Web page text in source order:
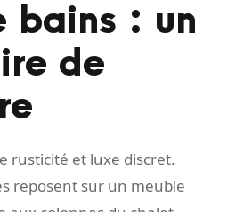
bains : un
de
rusticité et luxe discret.
reposent sur un meuble